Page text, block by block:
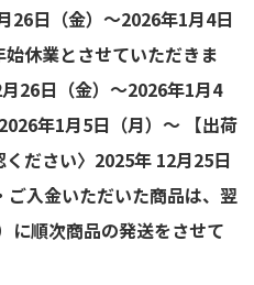
26日（金）～2026年1月4日
始休業とさせていただきま
26日（金）～2026年1月4
年1月5日（月）～ 【出荷
ださい〉2025年 12月25日
ご入金いただいた商品は、翌
に順次商品の発送をさせて